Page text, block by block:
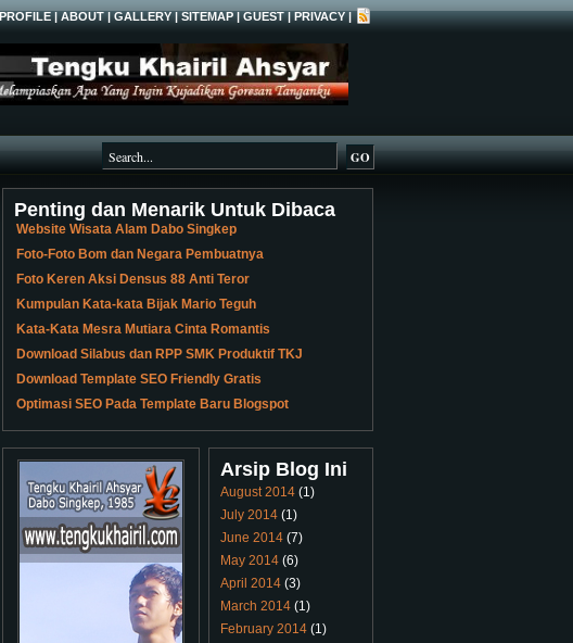
PROFILE|ABOUT|GALLERY|SITEMAP|GUEST|PRIVACY|
Penting dan Menarik Untuk Dibaca
Website Wisata Alam Dabo Singkep
Foto-Foto Bom dan Negara Pembuatnya
Foto Keren Aksi Densus 88 Anti Teror
Kumpulan Kata-kata Bijak Mario Teguh
Kata-Kata Mesra Mutiara Cinta Romantis
Download Silabus dan RPP SMK Produktif TKJ
Download Template SEO Friendly Gratis
Optimasi SEO Pada Template Baru Blogspot
Arsip Blog Ini
August 2014 (1)
July 2014 (1)
June 2014 (7)
May 2014 (6)
April 2014 (3)
March 2014 (1)
February 2014 (1)